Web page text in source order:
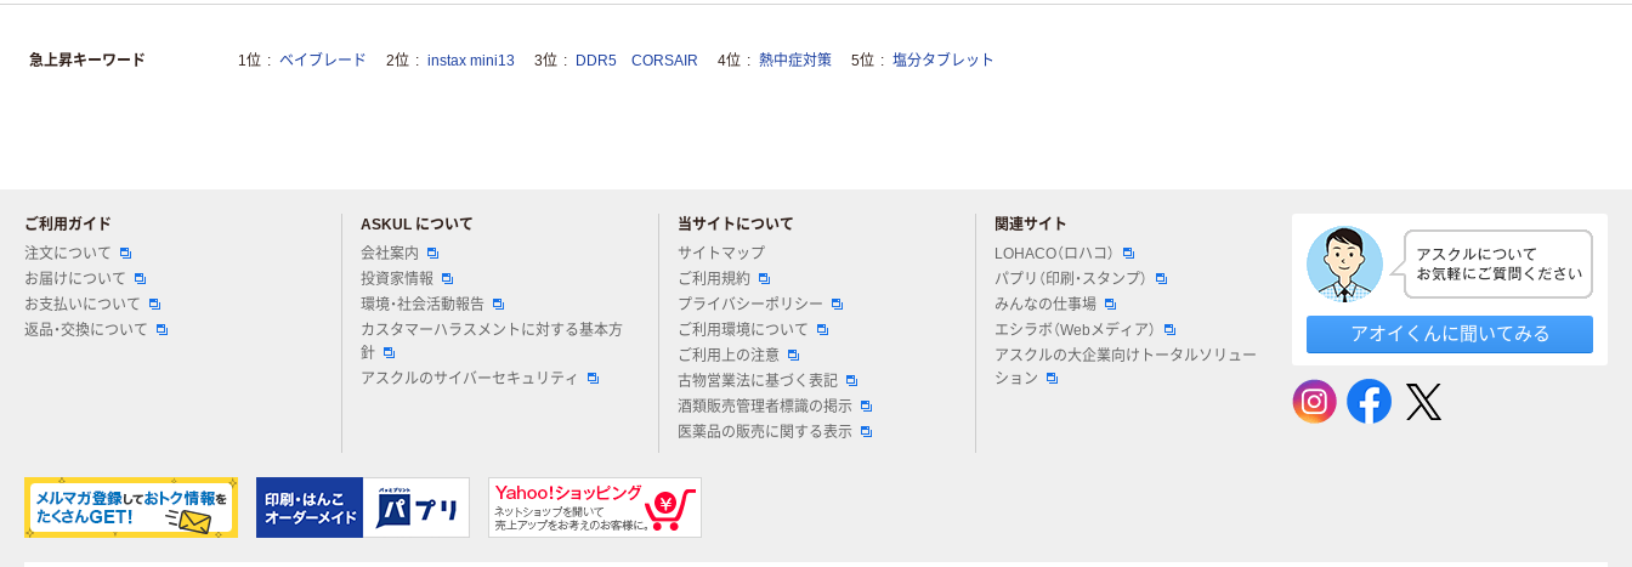
急上昇キーワード 1位 ベイブレード 2位 instax mini13 3位 DDR5 CORSAIR 4位 熱中症対策 5位 塩分タブレット
ご利用ガイド
注文について
お届けについて
お支払いについて
返品・交換について
ASKUL について
会社案内
投資家情報
環境・社会活動報告
カスタマーハラスメントに対する基本方
針
アスクルのサイバーセキュリティ
当サイトについて
サイトマップ
ご利用規約
プライバシーポリシー
ご利用環境について
ご利用上の注意
古物営業法に基づく表記
酒類販売管理者標識の掲示
医薬品の販売に関する表示
関連サイト
LOHACO（ロハコ）
パプリ（印刷・スタンプ）
みんなの仕事場
エシラボ（Webメディア）
アスクルの大企業向けトータルソリュー
ション
アオイくんに聞いてみる